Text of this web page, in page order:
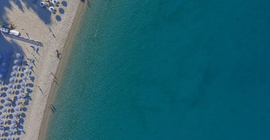
Economia e lavoro
Italia Mondo
Sanità
Sport
Cultura